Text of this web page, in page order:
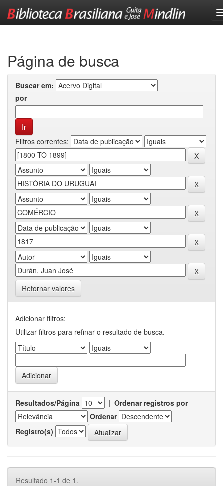
Página de busca
Buscar em:
por
Filtros correntes:
Retornar valores
Adicionar filtros:
Utilizar filtros para refinar o resultado de busca.
Resultados/Página | Ordenar registros por
Ordenar
Registro(s)
Resultado 1-1 de 1.